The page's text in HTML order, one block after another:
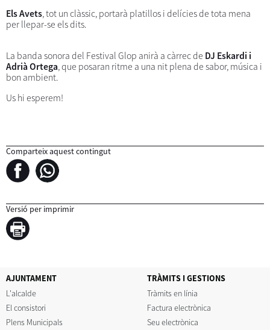
Els Avets, tot un clàssic, portarà platillos i delícies de tota mena
per llepar-se els dits.
La banda sonora del Festival Glop anirà a càrrec de DJ Eskardi i
Adrià Ortega, que posaran ritme a una nit plena de sabor, música i
bon ambient.
Us hi esperem!
Comparteix aquest contingut
Versió per imprimir
AJUNTAMENT
L'alcalde
El consistori
Plens Municipals
TRÀMITS I GESTIONS
Tràmits en línia
Factura electrònica
Seu electrònica